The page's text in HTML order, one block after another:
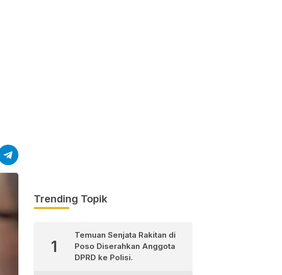
Trending Topik
1
Temuan Senjata Rakitan di
Poso Diserahkan Anggota
DPRD ke Polisi.